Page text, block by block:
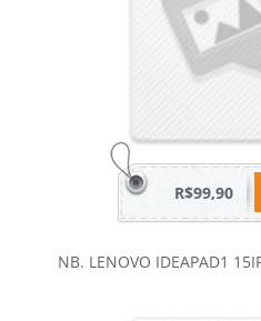
R$99,90
NB. LENOVO IDEAPAD1